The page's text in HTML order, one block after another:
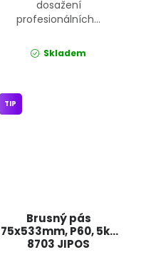
dosažení
profesionálních...
Skladem
Brusný pás
75x533mm, P60, 5ks
8703 JIPOS
TIP